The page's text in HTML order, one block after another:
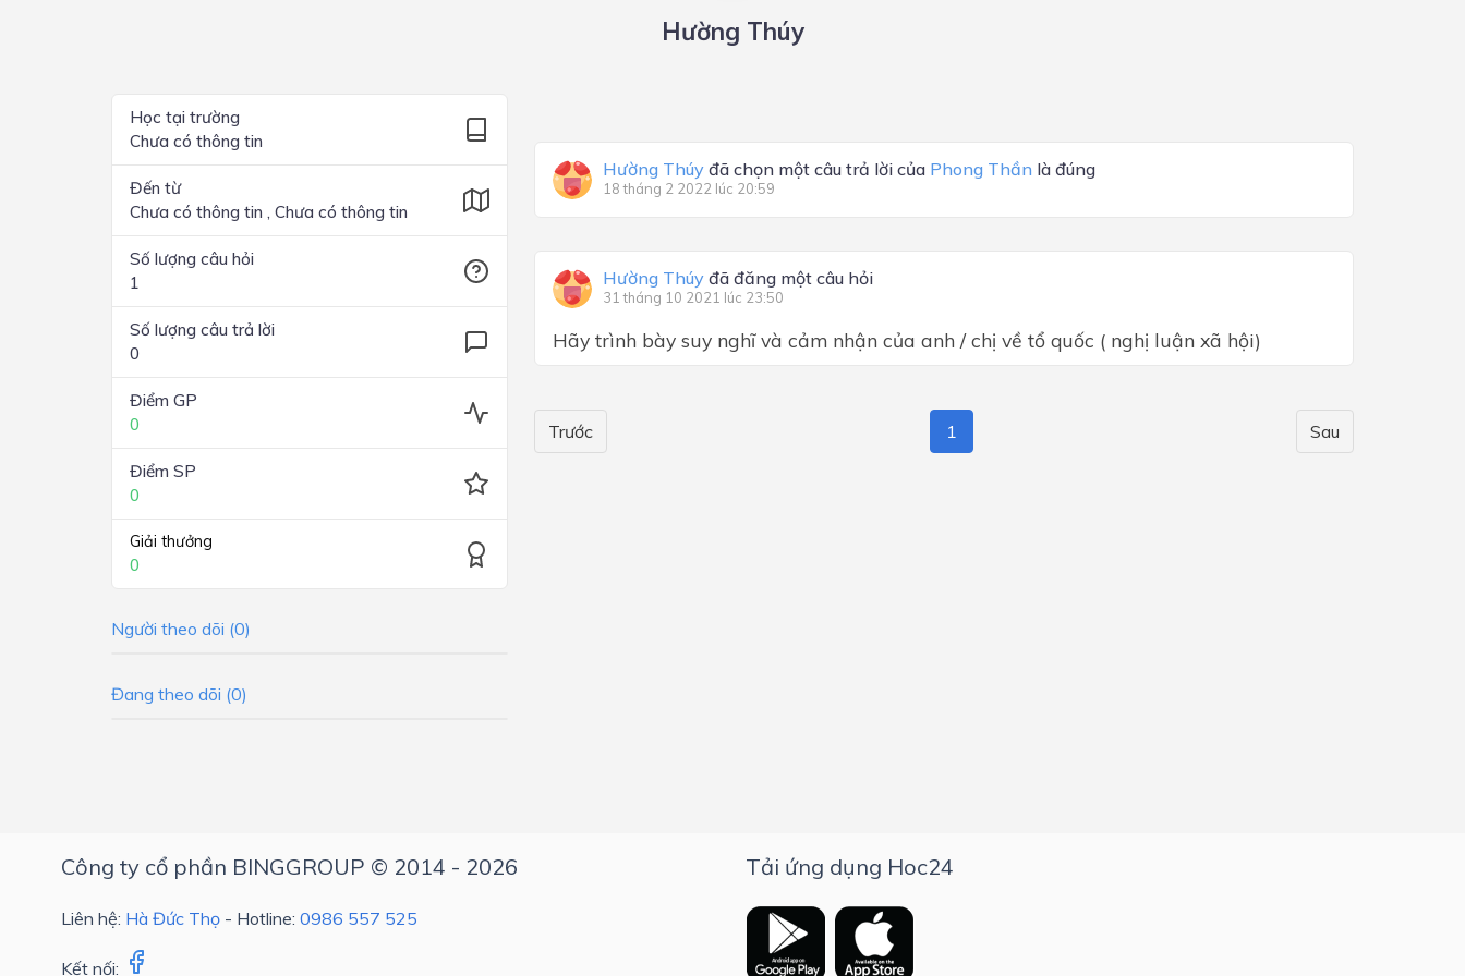
Lớp 2
Hường Thúy
Học tại trường
Chưa có thông tin
Đến từ
Chưa có thông tin , Chưa có thông tin
Số lượng câu hỏi
1
Số lượng câu trả lời
0
Điểm GP
0
Điểm SP
0
Giải thưởng
0
Người theo dõi (0)
Đang theo dõi (0)
Hường Thúy đã chọn một câu trả lời của Phong Thần là đúng
18 tháng 2 2022 lúc 20:59
Hường Thúy đã đăng một câu hỏi
31 tháng 10 2021 lúc 23:50
Hãy trình bày suy nghĩ và cảm nhận của anh / chị về tổ quốc ( nghị luận xã hội)
Trước Sau
1
Công ty cổ phần BINGGROUP © 2014 - 2026
Liên hệ: Hà Đức Thọ - Hotline: 0986 557 525
Kết nối:
Tải ứng dụng Hoc24